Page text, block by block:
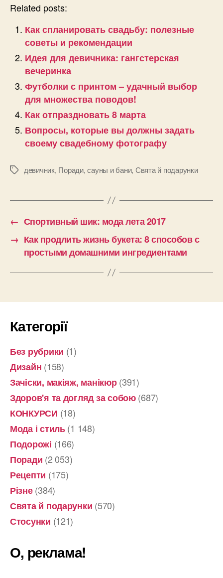
Related posts:
Как спланировать свадьбу: полезные
советы и рекомендации
Идея для девичника: гангстерская
вечеринка
Футболки с принтом – удачный выбор
для множества поводов!
Как отпраздновать 8 марта
Вопросы, которые вы должны задать
своему свадебному фотографу
Позначки
девичник, Поради,сауны и бани, Свята й подарунки
← Спортивный шик: мода лета 2017
→ Как продлить жизнь букета: 8 способов с
простыми домашними ингредиентами
Категорії
Без рубрики (1)
Дизайн (158)
Зачіски, макіяж, манікюр(391)
Здоров'я та догляд за собою(687)
КОНКУРСИ (18)
Мода і стиль(1 148)
Подорожі (166)
Поради (2 053)
Рецепти (175)
Різне(384)
Свята й подарунки (570)
Стосунки (121)
О, реклама!